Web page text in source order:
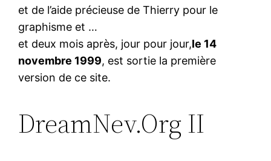
et de l’aide précieuse de Thierry pour le
graphisme et …
et deux mois après, jour pour jour,le 14
novembre 1999, est sortie la première
version de ce site.
DreamNev.Org II